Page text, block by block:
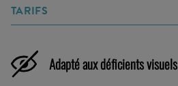
TARIFS
Adapté aux déficients visuels